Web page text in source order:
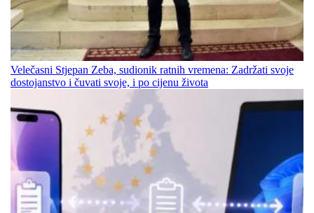
Velečasni Stjepan Zeba, sudionik ratnih vremena: Zadržati svoje
dostojanstvo i čuvati svoje, i po cijenu života